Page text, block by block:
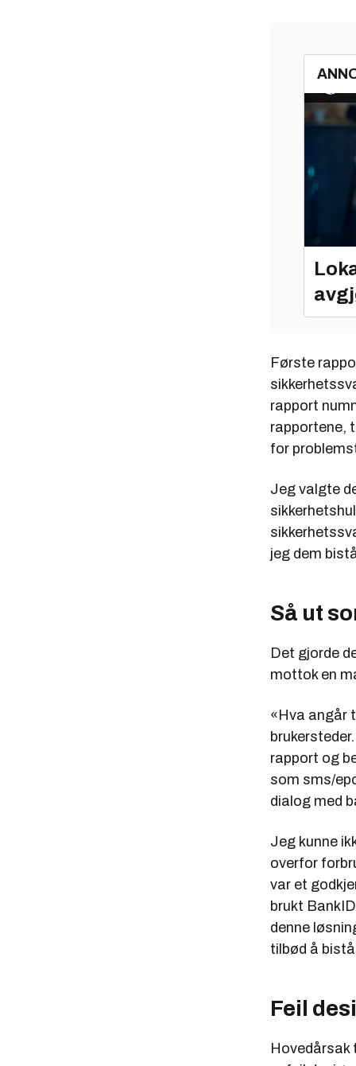
Første
rapport
rapportene,
for
Jeg valgte
jeg dem
Så ut
Det gjorde
mottok en
«Hva angår
rapport og
som sms/
dialog med
Jeg kunne
overfor
var et
brukt
denne
tilbød å
Feil
Hovedårsak